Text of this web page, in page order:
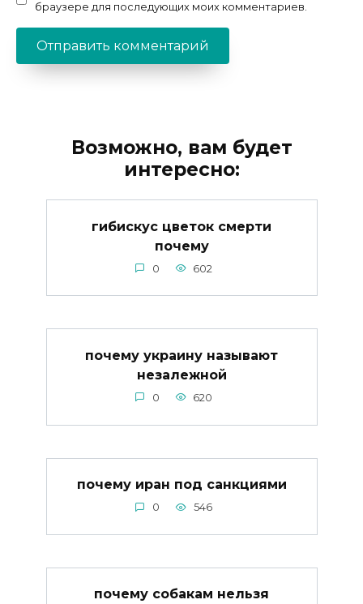
браузере для последующих моих комментариев.
Возможно, вам будет
интересно:
гибискус цветок смерти
почему
0 602
почему украину называют
незалежной
0 620
почему иран под санкциями
0 546
почему собакам нельзя